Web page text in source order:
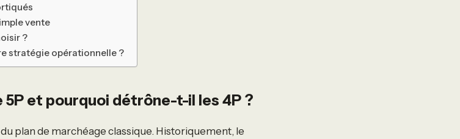
vente
?
stratégie opérationnelle ?
5P et pourquoi détrône-t-il les 4P ?
plan de marchéage classique. Historiquement, le